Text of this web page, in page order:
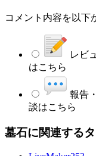
コメント内容を以下
レビ
はこちら
報告
談はこちら
墓石に関連する